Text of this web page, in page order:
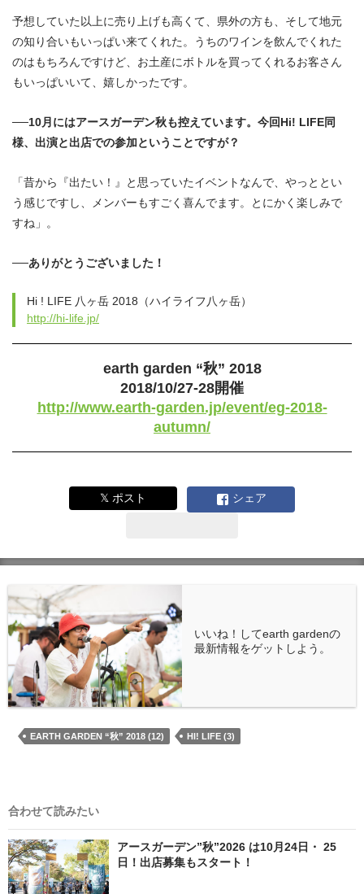
予想していた以上に売り上げも高くて、県外の方も、そして地元
の知り合いもいっぱい来てくれた。うちのワインを飲んでくれた
のはもちろんですけど、お土産にボトルを買ってくれるお客さん
もいっぱいいて、嬉しかったです。
──10月にはアースガーデン秋も控えています。今回Hi! LIFE同
様、出演と出店での参加ということですが？
「昔から『出たい！』と思っていたイベントなんで、やっととい
う感じですし、メンバーもすごく喜んでます。とにかく楽しみで
すね」。
──ありがとうございました！
Hi ! LIFE 八ヶ岳 2018（ハイライフ八ヶ岳）
http://hi-life.jp/
earth garden “秋” 2018
2018/10/27-28開催
http://www.earth-garden.jp/event/eg-2018-
autumn/
𝕏 ポスト シェア
いいね！してearth gardenの
最新情報をゲットしよう。
EARTH GARDEN “秋” 2018 (12) HI! LIFE (3)
合わせて読みたい
アースガーデン”秋”2026 は10月24日・ 25
日！出店募集もスタート！